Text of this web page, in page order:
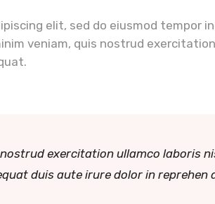
elit, sed do eiusmod tempor
veniam, quis nostrud
nostrud exercitation ullamco laboris
duis aute irure dolor in reprehen